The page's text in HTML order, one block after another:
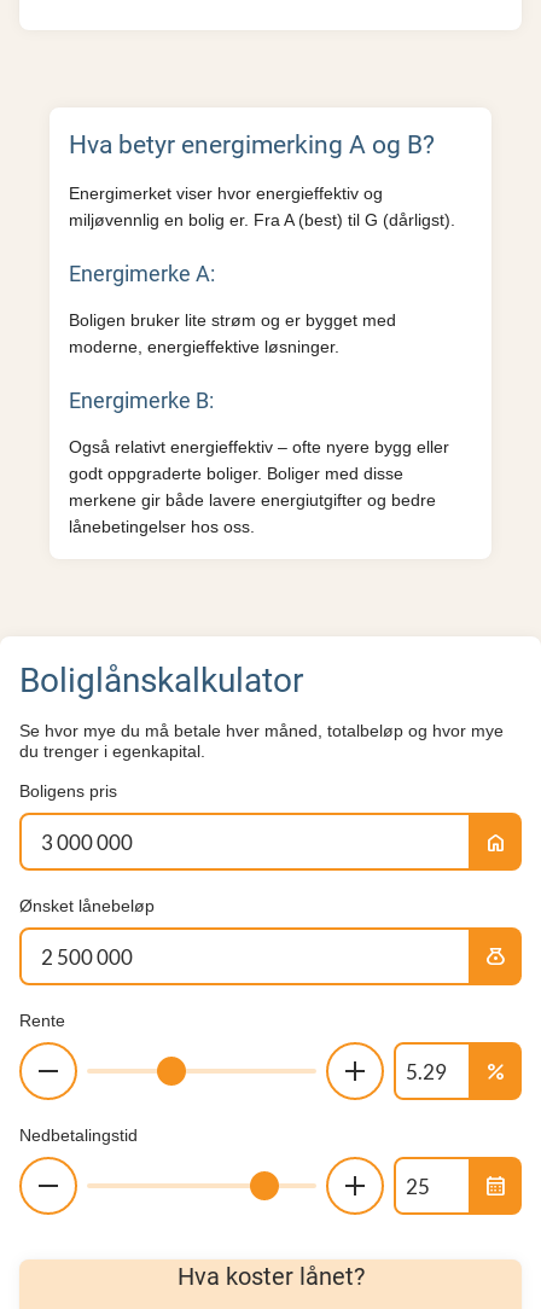
Hva betyr energimerking A og B?
Energimerket viser hvor energieffektiv og
miljøvennlig en bolig er. Fra A (best) til G (dårligst).
Energimerke A:
Boligen bruker lite strøm og er bygget med
moderne, energieffektive løsninger.
Energimerke B:
Også relativt energieffektiv – ofte nyere bygg eller
godt oppgraderte boliger. Boliger med disse
merkene gir både lavere energiutgifter og bedre
lånebetingelser hos oss.
Boliglånskalkulator
Se hvor mye du må betale hver måned, totalbeløp og hvor mye
du trenger i egenkapital.
Boligens pris
home
Ønsket lånebeløp
money_bag
Rente
percent
Nedbetalingstid
calendar_month
Hva koster lånet?